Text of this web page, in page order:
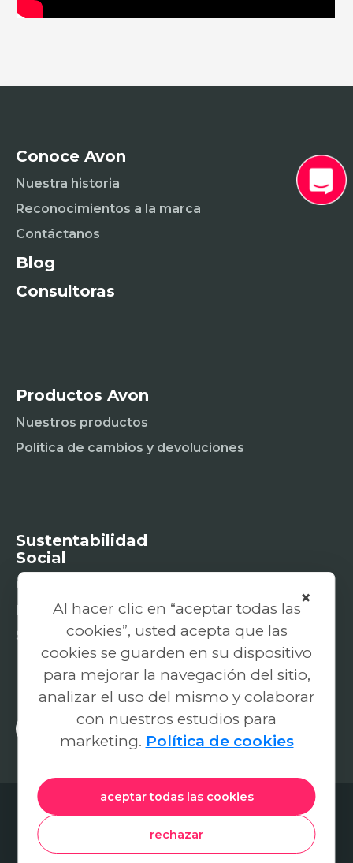
Conoce Avon
Nuestra historia
Reconocimientos a la marca
Contáctanos
Blog
Consultoras
Productos Avon
Nuestros productos
Política de cambios y devoluciones
Sustentabilidad
Social
Causas mujer
Fundación
Sostenibilidad social
© 2026 N&CO-ECUADOR S.A.S. / RUC:
1791170032001. Todos los derechos
reservados.
Términos y Condiciones
×
Al hacer clic en “aceptar todas las
cookies”, usted acepta que las
cookies se guarden en su dispositivo
para mejorar la navegación del sitio,
analizar el uso del mismo y colaborar
con nuestros estudios para
marketing. Política de cookies
aceptar todas las cookies
rechazar